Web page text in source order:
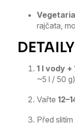
rajčata,
1 l vody +
~5 l / 50
Vařte
Před